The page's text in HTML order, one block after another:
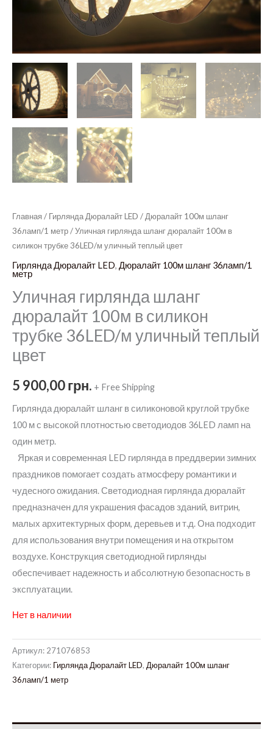
Главная / Гирлянда Дюралайт LED /Дюралайт 100м шланг
36ламп/1 метр/ Уличная гирлянда шланг дюралайт 100м в
силикон трубке 36LED/м уличный теплый цвет
Гирлянда Дюралайт LED, Дюралайт 100м шланг 36ламп/1
метр
Уличная гирлянда шланг
дюралайт 100м в силикон
трубке 36LED/м уличный теплый
цвет
5 900,00грн. + Free Shipping
Гирляндадюралайт шланг в силиконовой круглой трубке
100 м с высокой плотностью светодиодов 36LED ламп на
один метр.
Яркая и современная LED гирлянда в преддверии зимних
праздников помогает создать атмосферу романтики и
чудесного ожидания. Светодиодная гирлянда дюралайт
предназначен для украшения фасадов зданий, витрин,
малых архитектурных форм, деревьев и т.д. Она подходит
для использования внутри помещения и на открытом
воздухе. Конструкция светодиодной гирлянды
обеспечивает надежность и абсолютную безопасность в
эксплуатации.
Нет в наличии
Артикул: 271076853
Категории: Гирлянда Дюралайт LED, Дюралайт 100м шланг
36ламп/1 метр